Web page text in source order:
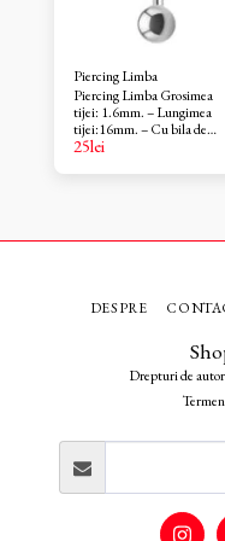
Piercing Limba
Piercing Limba Grosimea
tijei: 1.6mm. – Lungimea
tijei:16mm. – Cu bila de
6mm. – Material: otel
pus dupa vindecare.
25lei
Drepturi de
DESPRE